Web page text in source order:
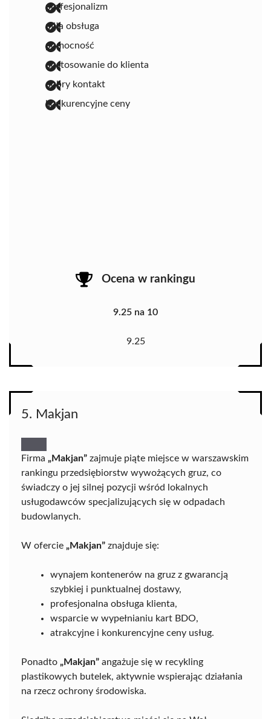
profesjonalizm
miła obsługa
pomocność
dostosowanie do klienta
dobry kontakt
konkurencyjne ceny
Ocena w rankingu
9.25 na 10
9.25
5. Makjan
Firma „Makjan” zajmuje piąte miejsce w warszawskim
rankingu przedsiębiorstw wywożących gruz, co
świadczy o jej silnej pozycji wśród lokalnych
usługodawców specjalizujących się w odpadach
budowlanych.
W ofercie „Makjan” znajduje się:
wynajem kontenerów na gruz z gwarancją
szybkiej i punktualnej dostawy,
profesjonalna obsługa klienta,
wsparcie w wypełnianiu kart BDO,
atrakcyjne i konkurencyjne ceny usług.
Ponadto „Makjan” angażuje się w recykling
plastikowych butelek, aktywnie wspierając działania
na rzecz ochrony środowiska.